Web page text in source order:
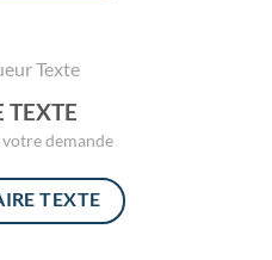
TEXTE
demande
TEXTE